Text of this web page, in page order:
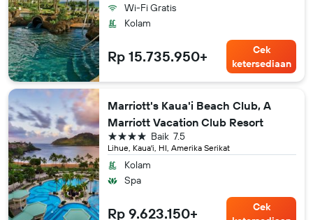
Wi-Fi Gratis
Kolam
Rp 15.735.950+
Cek
ketersediaan
Marriott's Kaua'i Beach Club, A
Marriott Vacation Club Resort
Lihue, Kaua'i, HI, Amerika Serikat
7.5
Baik
bintang 4
Kolam
Spa
Rp 9.623.150+
Cek